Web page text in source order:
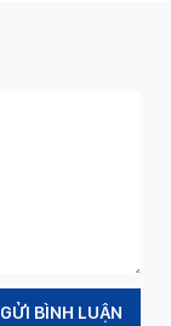
GỬI BÌNH LUẬN